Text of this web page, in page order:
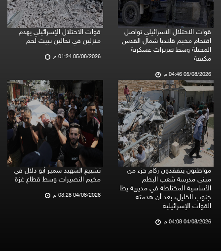
قوات الاحتلال الاسرائيلي تواصل
اقتحام مخيم قلنديا شمال القدس
المحتلة وسط تعزيزات عسكرية
مكثفة
05/08/2026 04:46 م
قوات الاحتلال الإسرائيلي يهدم
منزلين في نحالين ببيت لحم
05/08/2026 01:24 م
مواطنون يتفقدون ركام جزء من
مبنى مدرسة شعب البطم
الأساسية المختلطة في مديرية يطا
جنوب الخليل، بعد أن هدمته
القوات الإسرائيلية
04/08/2026 04:08 م
تشييع الشهيد سمير أبو دلال في
مخيم النصيرات وسط قطاع غزة
04/08/2026 03:28 م